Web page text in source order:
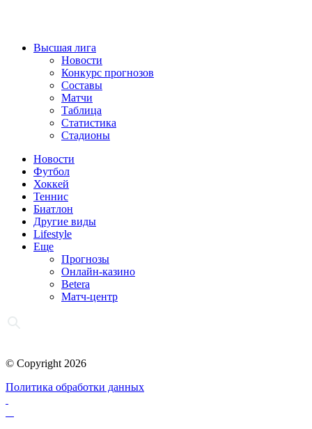
Высшая лига
Новости
Конкурс прогнозов
Составы
Матчи
Таблица
Статистика
Стадионы
Новости
Футбол
Хоккей
Теннис
Биатлон
Другие виды
Lifestyle
Еще
Прогнозы
Онлайн-казино
Betera
Матч-центр
© Copyright 2026
Политика обработки данных